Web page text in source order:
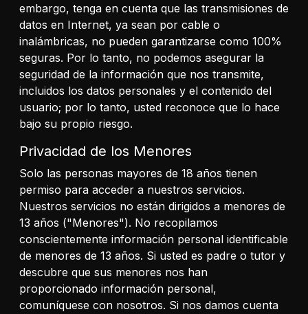
embargo, tenga en cuenta que las transmisiones de
datos en Internet, ya sean por cable o
inalámbricas, no pueden garantizarse como 100%
seguras. Por lo tanto, no podemos asegurar la
seguridad de la información que nos transmite,
incluidos los datos personales y el contenido del
usuario; por lo tanto, usted reconoce que lo hace
bajo su propio riesgo.
Privacidad de los Menores
Solo las personas mayores de 18 años tienen
permiso para acceder a nuestros servicios.
Nuestros servicios no están dirigidos a menores de
13 años ("Menores"). No recopilamos
conscientemente información personal identificable
de menores de 13 años. Si usted es padre o tutor y
descubre que sus menores nos han
proporcionado información personal,
comuníquese con nosotros. Si nos damos cuenta